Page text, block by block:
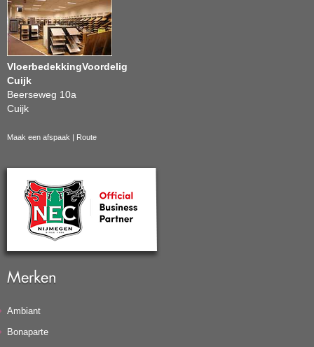
VloerbedekkingVoordelig
Cuijk
Beerseweg 10a
Cuijk
Maak een afspaak Route
Merken
Ambiant
Bonaparte